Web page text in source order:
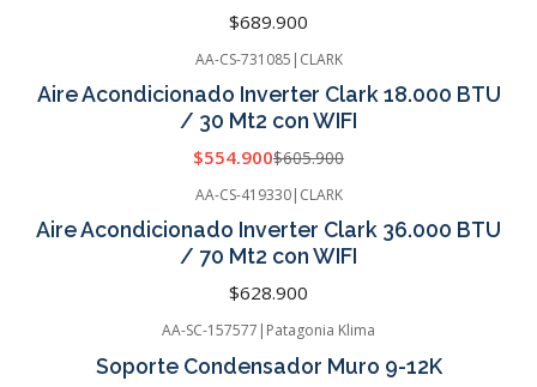
$689.900
-8%OFF
AA-CS-731085 | CLARK
Aire Acondicionado Inverter Clark 18.000 BTU
/ 30 Mt2 con WIFI
$554.900$605.900
Cotizar
AA-CS-419330| CLARK
Aire Acondicionado Inverter Clark 36.000 BTU
/ 70 Mt2 con WIFI
$628.900
Cotizar
AA-SC-157577 | Patagonia Klima
Soporte Condensador Muro 9-12K